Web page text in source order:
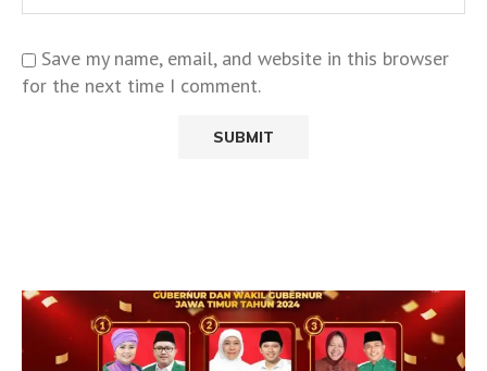
Save my name, email, and website in this browser
for the next time I comment.